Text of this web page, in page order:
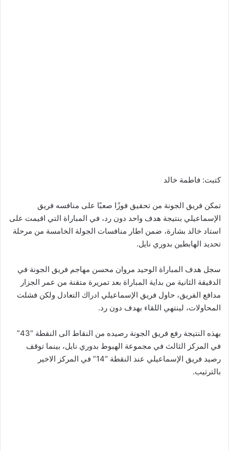
كتبت: فاطمة خالد
تمكن فريق الجونة من تحقيق فوزًا صعبًا على منافسه فريق
الإسماعيلي بنتيجة هدف واحد دون رد، في المباراة التي اقيمت على
استاد خالد بشارة، ضمن اطار منافسات الجولة الخامسة من مرحلة
تحديد الهابطين بدوري نايل.
سجل هدف المباراة الوحيد مروان محسن مهاجم فريق الجونة في
الدقيقة الثانية من بداية المباراة بعد تمريرة متقنة من عمر الجزار
مدافع الفريق، حاول فريق الإسماعيلي ادراك التعادل ولكن فشلت
المحاولات، لينتهي اللقاء بهدف دون رد.
بهذه النتيجة رفع فريق الجونة رصيده من النقاط الى النقطة “43”
في المركز الثالث في مجموعة الهبوط بدوري نايل، بينما توقف
رصيد فريق الإسماعيلي عند النقطة “14” في المركز الاخير
بالترتيب.